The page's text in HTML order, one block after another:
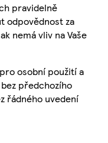
pravidelně
odpovědnost za
nemá vliv na Vaše
osobní použití a
předchozího
řádného uvedení